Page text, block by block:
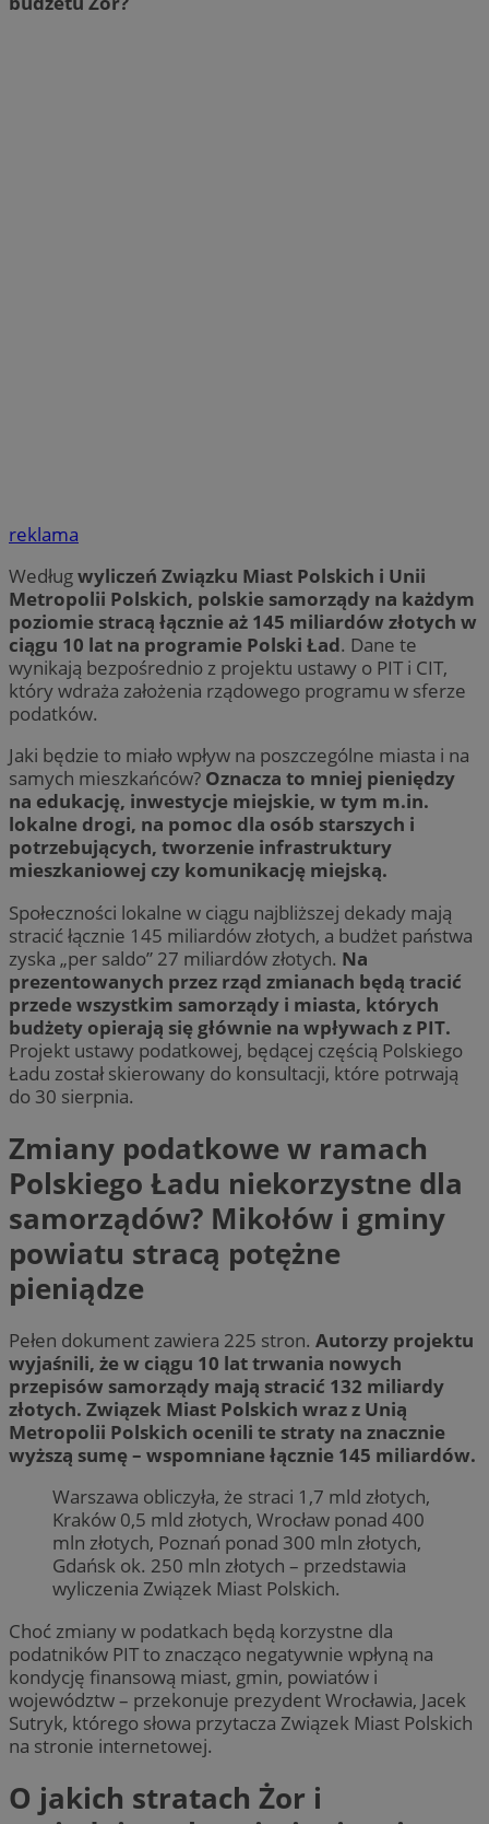
reklama
Wedługwyliczeń Związku Miast Polskich i Unii
Metropolii Polskich, polskie samorządy na każdym
poziomie stracą łącznie aż 145 miliardów złotych w
ciągu 10 lat na programie Polski Ład. Dane te
wynikają bezpośrednio z projektu ustawy o PIT i CIT,
który wdraża założenia rządowego programu w sferze
podatków.
Jaki będzie to miało wpływ na poszczególne miasta i na
samych mieszkańców? Oznacza to mniej pieniędzy
na edukację, inwestycje miejskie, w tym m.in.
lokalne drogi, na pomoc dla osób starszych i
potrzebujących, tworzenie infrastruktury
mieszkaniowej czy komunikację miejską.
Społeczności lokalne w ciągu najbliższej dekady mają
stracić łącznie 145 miliardów złotych, a budżet państwa
zyska „per saldo” 27 miliardów złotych. Na
prezentowanych przez rząd zmianach będą tracić
przede wszystkim samorządy i miasta, których
budżety opierają się głównie na wpływach z PIT.
Projekt ustawy podatkowej, będącej częścią Polskiego
Ładu został skierowany do konsultacji, które potrwają
do 30 sierpnia.
Zmiany podatkowe w ramach
Polskiego Ładu niekorzystne dla
samorządów? Mikołów i gminy
powiatu stracą potężne
pieniądze
Pełen dokument zawiera 225 stron. Autorzy projektu
wyjaśnili, że w ciągu 10 lat trwania nowych
przepisów samorządy mają stracić 132 miliardy
złotych. Związek Miast Polskich wraz z Unią
Metropolii Polskich ocenili te straty na znacznie
wyższą sumę – wspomniane łącznie 145 miliardów.
Warszawa obliczyła, że straci 1,7 mld złotych,
Kraków 0,5 mld złotych, Wrocław ponad 400
mln złotych, Poznań ponad 300 mln złotych,
Gdańsk ok. 250 mln złotych – przedstawia
wyliczenia Związek Miast Polskich.
Choć zmiany w podatkach będą korzystne dla
podatników PIT to znacząco negatywnie wpłyną na
kondycję finansową miast, gmin, powiatów i
województw – przekonuje prezydent Wrocławia, Jacek
Sutryk, którego słowa przytacza Związek Miast Polskich
na stronie internetowej.
O jakich stratach Żor i